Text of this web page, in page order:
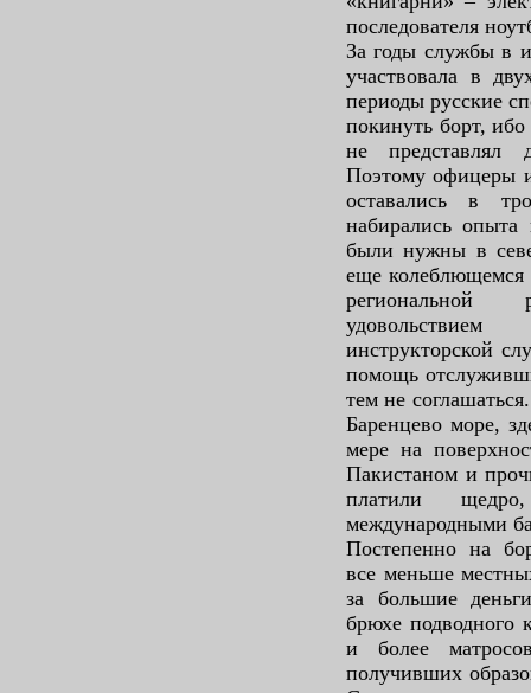
последователя
За годы службы в
участвовала в
периоды русские
покинуть борт,
не представлял
Поэтому офицеры
оставались в
набирались
были нужны в
еще колеблющемся
инструкторской
помощь
тем не
Баренцево море,
мере на
Пакистаном и
платили
международными
Постепенно на
все меньше
за большие
брюхе подводного
и более
получивших